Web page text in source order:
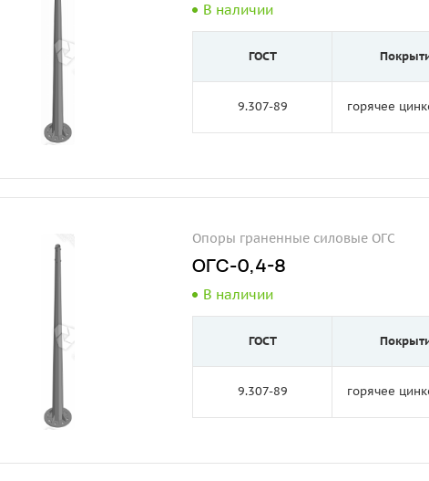
В наличии
ГОСТ
9.307-89 горячее
Опоры граненные силовые ОГС
ОГС-0,4-8
В наличии
ГОСТ
9.307-89 горячее